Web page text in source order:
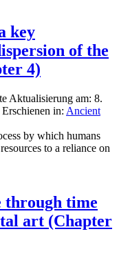
key
of the
4)
Aktualisierung am: 8.
Erschienen in: Ancient
by which humans
to a reliance on
through time
art (Chapter